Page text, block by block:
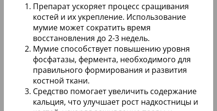
Препарат ускоряет процесс сращивания
костей и их укрепление. Использование
мумие может сократить время
восстановления до 2-3 недель.
Мумие способствует повышению уровня
фосфатазы, фермента, необходимого для
правильного формирования и развития
костной ткани.
Средство помогает увеличить содержание
кальция, что улучшает рост надкостницы и